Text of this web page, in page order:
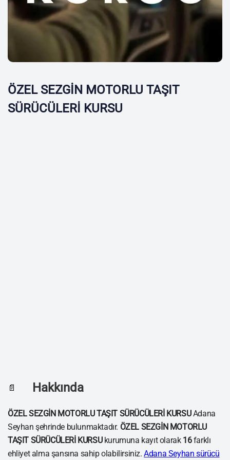
ÖZEL SEZGİN MOTORLU TAŞIT
SÜRÜCÜLERİ KURSU
📄 Hakkında
ÖZEL SEZGİN MOTORLU TAŞIT SÜRÜCÜLERİ KURSUAdana
Seyhan şehrinde bulunmaktadır. ÖZEL SEZGİN MOTORLU
TAŞIT SÜRÜCÜLERİ KURSUkurumuna kayıt olarak 16farklı
ehliyet alma şansına sahip olabilirsiniz.Adana Seyhan sürücü